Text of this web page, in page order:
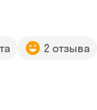
2 отзыва